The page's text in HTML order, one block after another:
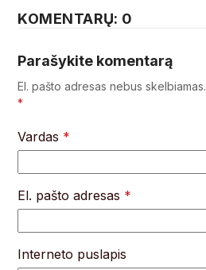
KOMENTARŲ: 0
Parašykite komentarą
El. pašto adresas nebus skelbiamas.
*
Vardas *
El. pašto adresas *
Interneto puslapis